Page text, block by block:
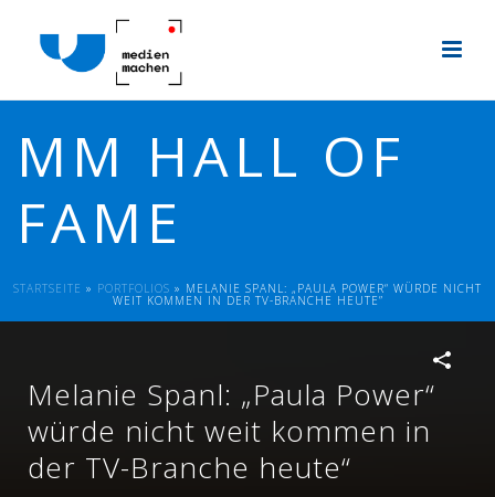
MM HALL OF
FAME
STARTSEITE » PORTFOLIOS » MELANIE SPANL: „PAULA POWER“ WÜRDE NICHT
WEIT KOMMEN IN DER TV-BRANCHE HEUTE”
Melanie Spanl: „Paula Power“
würde nicht weit kommen in
der TV-Branche heute“